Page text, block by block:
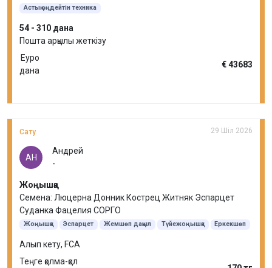
Астық өңдейтін техника
54 - 310 дана
Пошта арқылы жеткізу
Еуро
дана
€ 43683
Сату 29 Шіл 2026
АН
Андрей
-
Жоңышқа
Семена: Люцерна Донник Кострец Житняк Эспарцет
Суданка Фацелия СОРГО
Жоңышқа Эспарцет Жемшөп дақыл Түйежоңышқа
Еркекшөп
Алып кету, FCA
Теңге қолма-қол